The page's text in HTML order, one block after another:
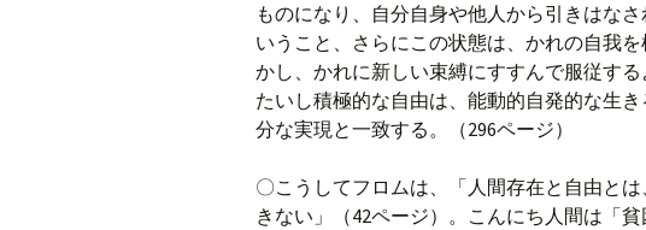
ものになり、自分自身や他人から引きはな
いうこと、さらにこの状態は、かれの自我
かし、かれに新しい束縛にすすんで服従す
たいし積極的な自由は、能動的自発的な生
分な実現と一致する。（296ページ）
〇こうしてフロムは、「人間存在と自由と
きない」（42ページ）。こんにち人間は「